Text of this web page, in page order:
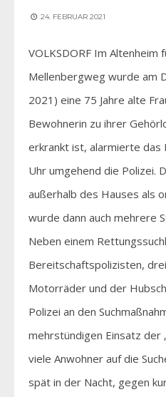
24. FEBRUAR 2021
VOLKSDORF Im Altenheim
Mellenbergweg wurde am
2021) eine 75 Jahre alte
Bewohnerin zu ihrer
erkrankt ist, alarmierte das
Uhr umgehend die Polizei.
außerhalb des Hauses als
wurde dann auch mehrere
Neben einem
Bereitschaftspolizisten,
Motorräder und der
Polizei an den
mehrstündigen Einsatz der
viele Anwohner auf die
spät in der Nacht, gegen